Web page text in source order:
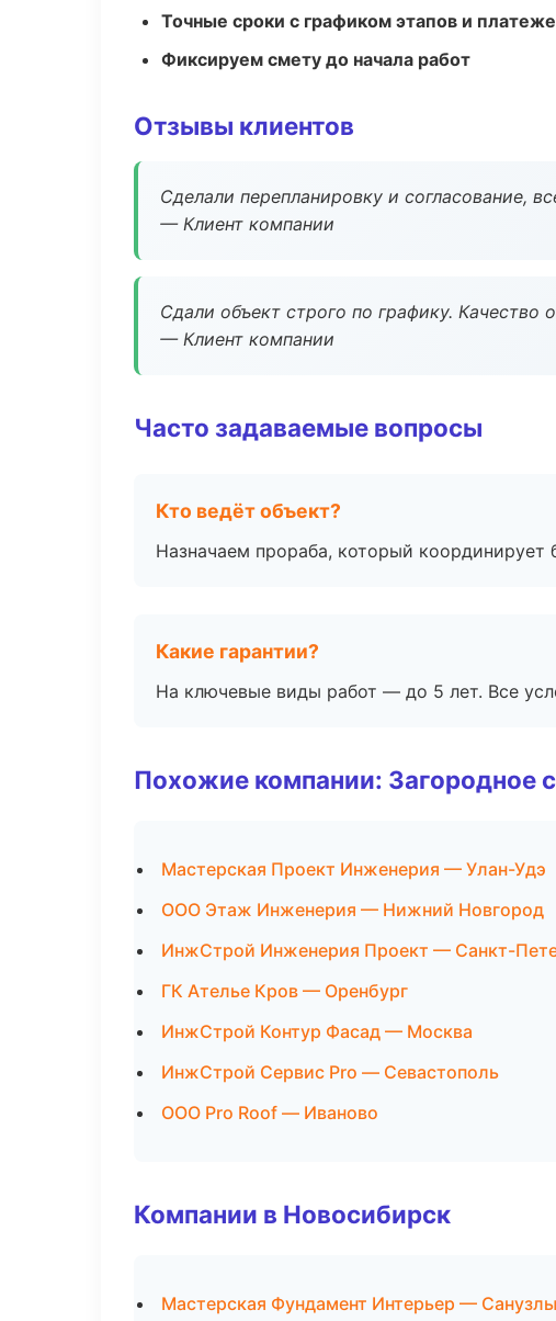
Точные сроки с графиком этапов и
Фиксируем смету до начала работ
Отзывы клиентов
Сделали перепланировку и согласование,
— Клиент компании
Сдали объект строго по графику.
— Клиент компании
Часто задаваемые вопросы
Кто ведёт объект?
Назначаем прораба, который координирует
Какие гарантии?
На ключевые виды работ — до 5 лет. Все
Похожие компании: Загородное
Мастерская Проект Инженерия — Улан-Удэ
ООО Этаж Инженерия — Нижний Новгород
ИнжСтрой Инженерия Проект — Санкт-
ГК Ателье Кров — Оренбург
ИнжСтрой Контур Фасад — Москва
ИнжСтрой Сервис Pro — Севастополь
ООО Pro Roof — Иваново
Компании в Новосибирск
Мастерская Фундамент Интерьер —